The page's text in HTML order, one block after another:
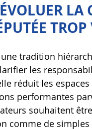
tradition
les
réduit les
performantes
souhaitent
comme de simples